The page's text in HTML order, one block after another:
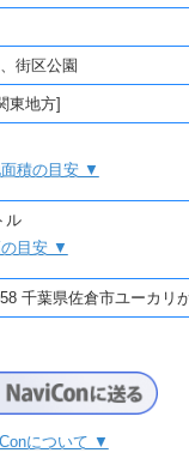
街区公園
東地方]
積の目安 ▼
ル
目安 ▼
千葉県佐倉市ユーカリ
について ▼